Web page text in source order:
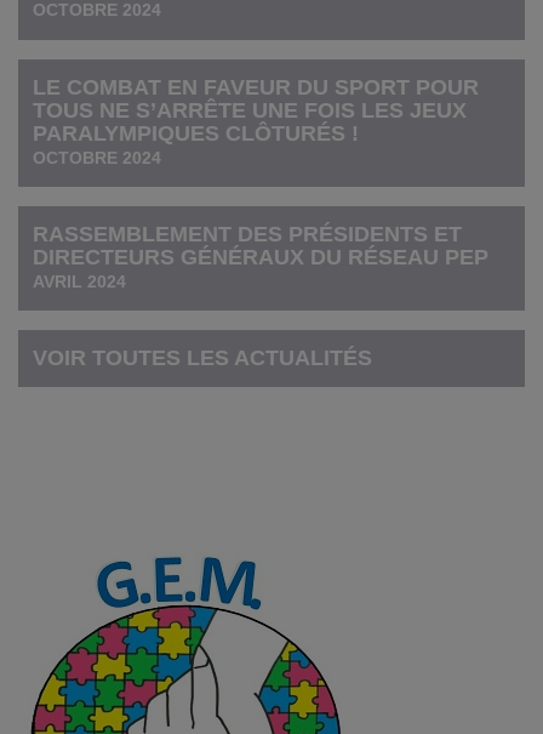
OCTOBRE 2024
LE COMBAT EN FAVEUR DU SPORT POUR
TOUS NE S’ARRÊTE UNE FOIS LES JEUX
PARALYMPIQUES CLÔTURÉS !
OCTOBRE 2024
RASSEMBLEMENT DES PRÉSIDENTS ET
DIRECTEURS GÉNÉRAUX DU RÉSEAU PEP
AVRIL 2024
VOIR TOUTES LES ACTUALITÉS